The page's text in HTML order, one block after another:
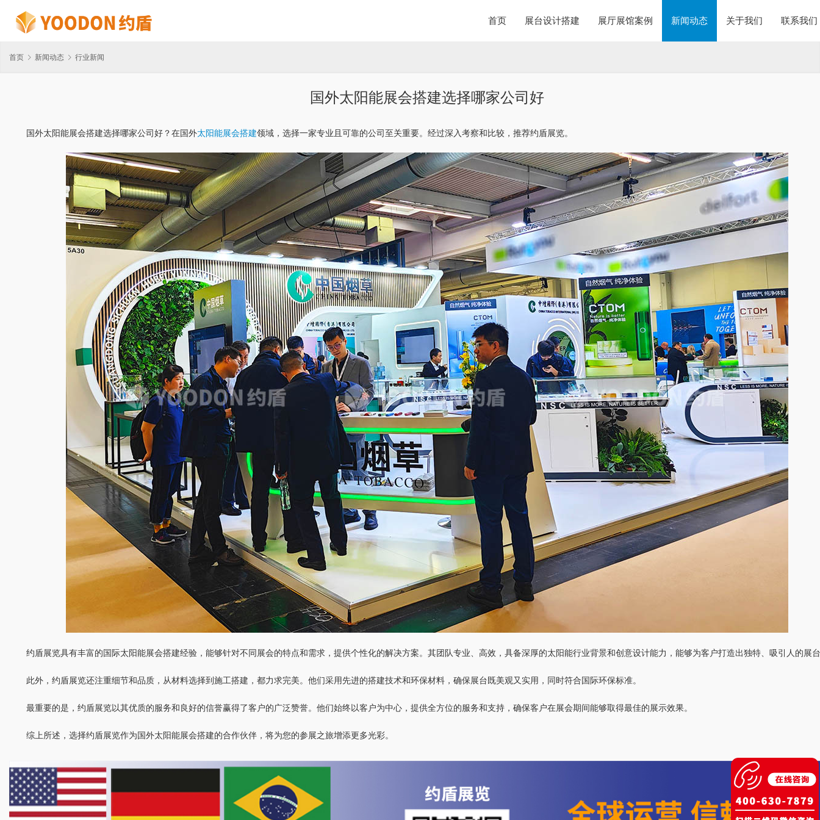
首页 展台设计搭建 展厅展馆案例 新闻动态 关于我们 联系我们
首页 新闻动态 行业新闻
国外太阳能展会搭建选择哪家公司好
国外太阳能展会搭建选择哪家公司好？在国外太阳能展会搭建领域，选择一家专业且可靠的公司至关重要。经过深入考察和比较，推荐约盾展览。
约盾展览具有丰富的国际太阳能展会搭建经验，能够针对不同展会的特点和需求，提供个性化的解决方案。其团队专业、高效，具备深厚的太阳能行业背景和创意设计能力，能够为客户打造出独特、吸引人的展
此外，约盾展览还注重细节和品质，从材料选择到施工搭建，都力求完美。他们采用先进的搭建技术和环保材料，确保展台既美观又实用，同时符合国际环保标准。
最重要的是，约盾展览以其优质的服务和良好的信誉赢得了客户的广泛赞誉。他们始终以客户为中心，提供全方位的服务和支持，确保客户在展会期间能够取得最佳的展示效果。
综上所述，选择约盾展览作为国外太阳能展会搭建的合作伙伴，将为您的参展之旅增添更多光彩。